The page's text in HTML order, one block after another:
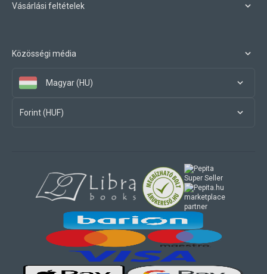
Vásárlási feltételek
Közösségi média
Magyar (HU)
Forint (HUF)
marketplace
partner